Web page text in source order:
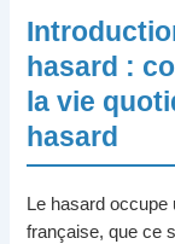
hasard :
la vie
hasard
Le hasard
française, que ce